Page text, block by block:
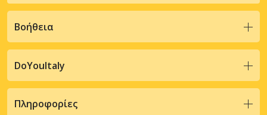
Βοήθεια
DoYouItaly
Πληροφορίες